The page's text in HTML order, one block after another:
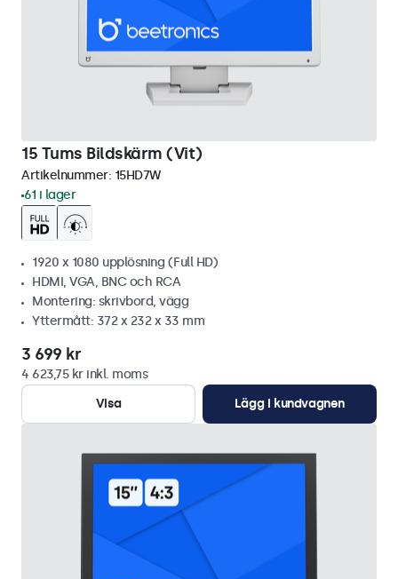
15 Tums Bildskärm (Vit)
Artikelnummer: 15HD7W
61 i lager
1920 x 1080 upplösning (Full HD)
HDMI, VGA, BNC och RCA
Montering: skrivbord, vägg
Yttermått: 372 x 232 x 33 mm
3 699 kr
4 623,75 kr inkl. moms
Visa
Lägg i kundvagnen